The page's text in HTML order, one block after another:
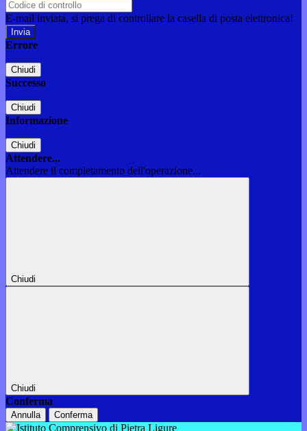
E-mail inviata, si prega di controllare la casella di posta elettronica!
Errore
Chiudi
Successo
Chiudi
Informazione
Chiudi
Attendere...
Attendere il completamento dell'operazione...
Chiudi
Chiudi
Conferma
Annulla Conferma